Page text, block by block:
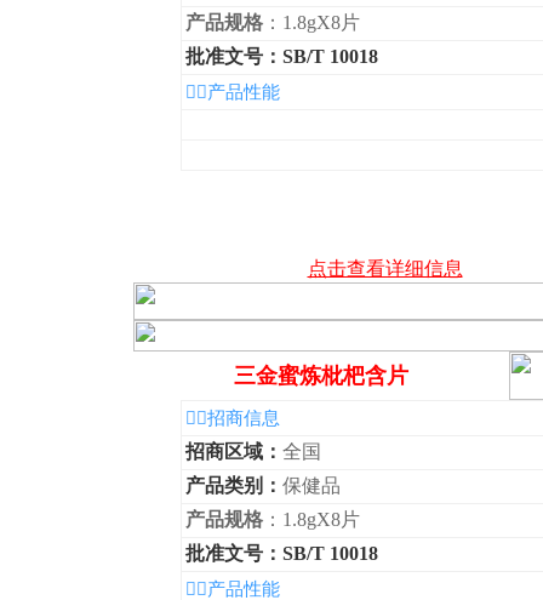
产品规格 ：1.8gX8片
批准文号：SB/T 10018
◆产品性能
点击查看详细信息
三金蜜炼枇杷含片
◆招商信息
招商区域： 全国
产品类别： 保健品
产品规格 ：1.8gX8片
批准文号：SB/T 10018
◆产品性能